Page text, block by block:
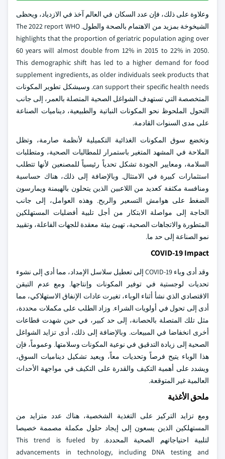
وعلاوة على ذلك، فإن عدد السكان في العالم آخذ في الازدياد، ويحظى
الشيخوخة بمزيد من الاهتمام بالصحة والطول. The 2022 report WHO
highlights that the proportion of geriatric population aging over
60 years will almost double from 12% in 2015 to 22% in 2050.
This demographic shift has led to a higher demand for food
supplement ingredients, as older individuals seek products that
can support their specific health needs. وسيشكل تطوير المكونات
المتخصصة التي تستهدف الشواغل الصحية المتصلة بالعمر، إلى جانب
التحول الملحوظ نحو المكونات النباتية والطبيعية، ديناميات الصناعة
على مدى السنوات القادمة.
وتخضع سوق المكونات الغذائية التكميلية لأنظمة صارمة، وتظل
الملاحة في المشهد المتغير باستمرار للمطالبات الصحية، ومتطلبات
السلامة، ومعايير الجودة تشكل تحدياً رئيسياً للمصنعين لأنها تتطلب
استثمارات كبيرة في الامتثال. وبالإضافة إلى ذلك، هناك حساسية
ومنافسة مكثفة كعديد من اللاعبين الذين يتحلون بالهيمنة ويمارسون
الضغط على هوامش التسعير والربح. وهذه العوامل، إلى جانب
الحاجة إلى مواصلة الابتكار من أجل تلبية أفضليات المستهلكين
المتطورة والاتجاهات الصحية، تهيئ بيئة معقدة للجهات الفاعلة، وتقييد
نمو الصناعة إلى حد ما.
COVID-19 Impact
وقد أدى وباء COVID-19 إلى تعطيل سلاسل الإمداد، مما أدى إلى نشوء
تحديات لوجستية في توفير المكونات وإنتاجها. ومع عدم التيقن
الاقتصادي الذي نشأ أثناء الوباء، تغيرت عادات الإنفاق الاستهلاكي، مما
أدى إلى تحول في أولويات الشراء. وزاد الطلب على مكملات محددة،
مثل تلك المتصلة بالحصانة، إلى حد كبير، في حين شهدت قطاعات
أخرى انخفاضا في المبيعات. وبالإضافة إلى ذلك، أدى تزايد الشواغل
الصحية إلى زيادة التدقيق في نوعية المكونات وسلامتها. وعموماً، فإن
هذا الوباء يتيح فرصاً وتحديات معاً، ويعيد تشكيل ديناميات السوق،
ويشدد على أهمية التكيف والقدرة على التكيف في مواجهة الأحداث
العالمية غير المتوقعة.
ملحق الأغذية
ومع تزايد التركيز على التغذية الشخصية، هناك عدد متزايد من
المستهلكين الذين يسعون إلى إيجاد حلول مكملة مصممة خصيصا
لتلبية احتياجاتهم الصحية المحددة. This trend is fueled by
advancements in technology, including DNA testing and